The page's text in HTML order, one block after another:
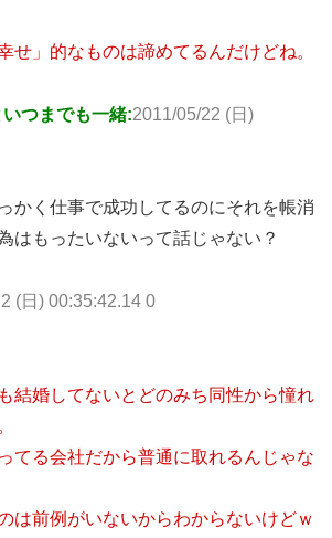
せ」的なものは諦めてるんだけどね。
つまでも一緒:2011/05/22 (日)
かく仕事で成功してるのにそれを帳消
はもったいないって話じゃない？
(日) 00:35:42.14 0
結婚してないとどのみち同性から憧れ
てる会社だから普通に取れるんじゃな
は前例がいないからわからないけどｗ